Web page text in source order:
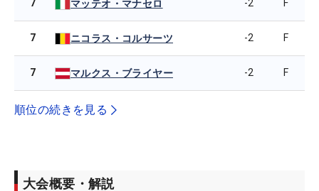
7 マッテオ・マナセロ -2 F
7 ニコラス・コルサーツ -2 F
7 マルクス・ブライヤー -2 F
順位の続きを見る
大会概要・解説